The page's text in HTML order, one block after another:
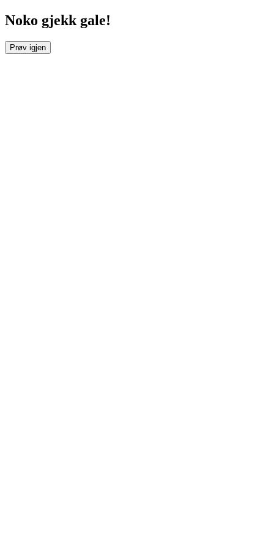
Noko gjekk gale!
Prøv igjen